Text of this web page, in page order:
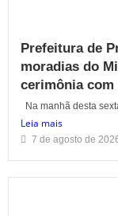
Prefeitura de
moradias do
cerimônia
Na manhã desta
Leia mais
7 de agosto de